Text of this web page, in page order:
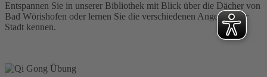
Entspannen Sie in unserer Bibliothek mit Blick über die Dächer von
Bad Wörishofen oder lernen Sie die verschiedenen Angebote der
Stadt kennen.